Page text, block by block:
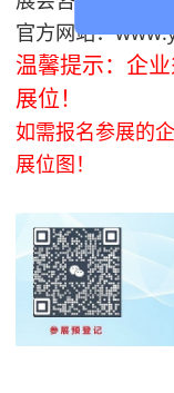
官方网站：
温馨提示：企
展位！
如需报名参展的
展位图！